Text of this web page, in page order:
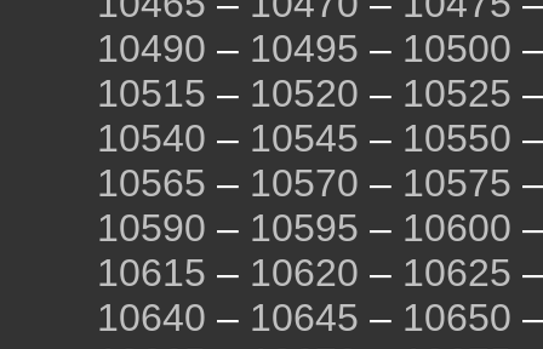
10490 – 10495 – 10500
10515 – 10520 – 10525
10540 – 10545 – 10550
10565 – 10570 – 10575
10590 – 10595 – 10600
10615 – 10620 – 10625
10640 – 10645 – 10650